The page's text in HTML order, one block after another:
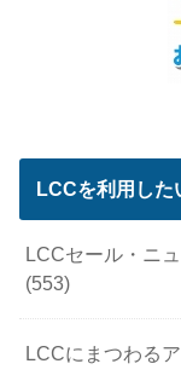
LCCを利用した
LCCセール・ニ
(553)
LCCにまつわる